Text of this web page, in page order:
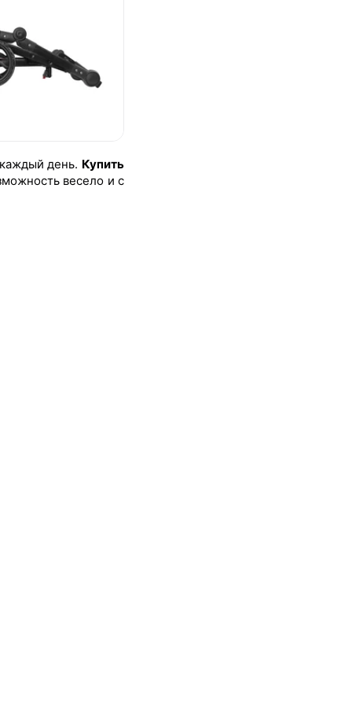
день. Купить
весело и с